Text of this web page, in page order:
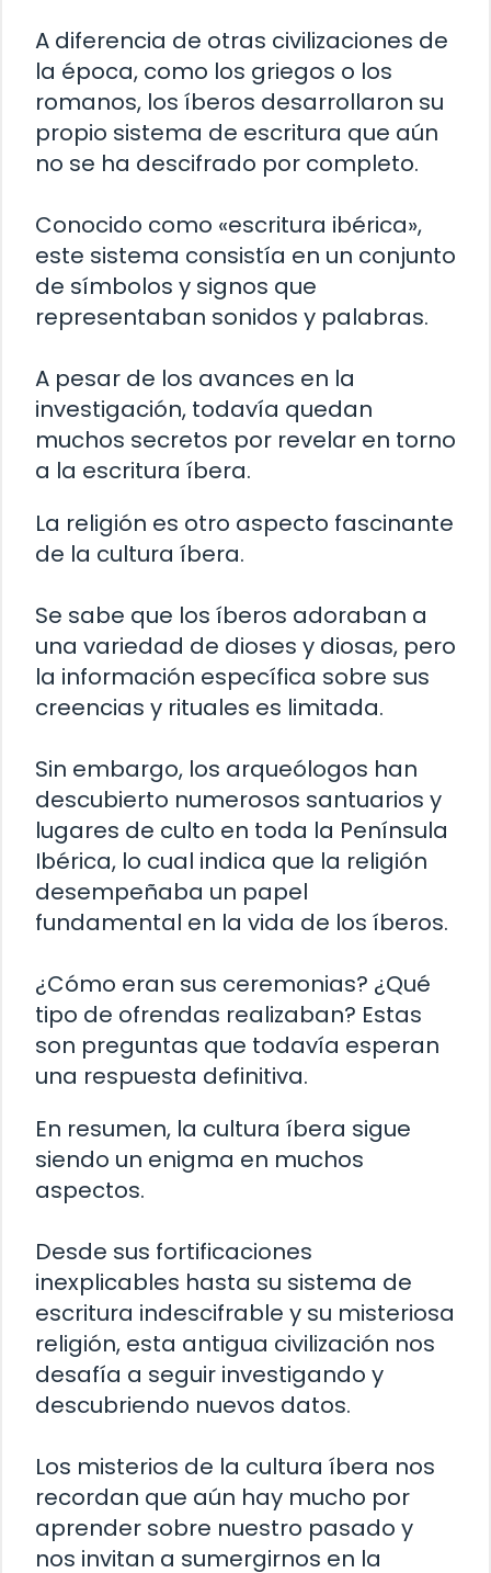
A diferencia de otras civilizaciones de
la época, como los griegos o los
romanos, los íberos desarrollaron su
propio sistema de escritura que aún
no se ha descifrado por completo.
Conocido como «escritura ibérica»,
este sistema consistía en un conjunto
de símbolos y signos que
representaban sonidos y palabras.
A pesar de los avances en la
investigación, todavía quedan
muchos secretos por revelar en torno
a la escritura íbera.
La religión es otro aspecto fascinante
de la cultura íbera.
Se sabe que los íberos adoraban a
una variedad de dioses y diosas, pero
la información específica sobre sus
creencias y rituales es limitada.
Sin embargo, los arqueólogos han
descubierto numerosos santuarios y
lugares de culto en toda la Península
Ibérica, lo cual indica que la religión
desempeñaba un papel
fundamental en la vida de los íberos.
¿Cómo eran sus ceremonias? ¿Qué
tipo de ofrendas realizaban? Estas
son preguntas que todavía esperan
una respuesta definitiva.
En resumen, la cultura íbera sigue
siendo un enigma en muchos
aspectos.
Desde sus fortificaciones
inexplicables hasta su sistema de
escritura indescifrable y su misteriosa
religión, esta antigua civilización nos
desafía a seguir investigando y
descubriendo nuevos datos.
Los misterios de la cultura íbera nos
recordan que aún hay mucho por
aprender sobre nuestro pasado y
nos invitan a sumergirnos en la